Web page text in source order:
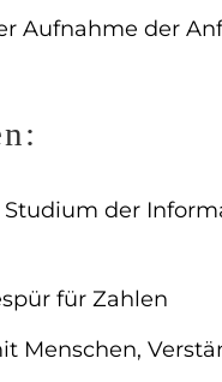
Aufnahme der
Studium der
für Zahlen
Menschen,